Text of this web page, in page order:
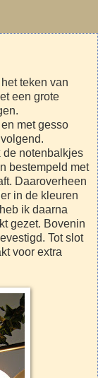
teken van
een grote
met gesso
de notenbalkjes
bestempeld met
Daaroverheen
in de kleuren
ik daarna
gezet. Bovenin
Tot slot
voor extra